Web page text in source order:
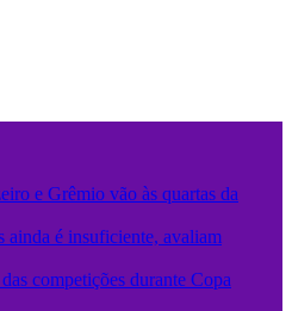
e Grêmio vão às quartas da
ainda é insuficiente, avaliam
competições durante Copa